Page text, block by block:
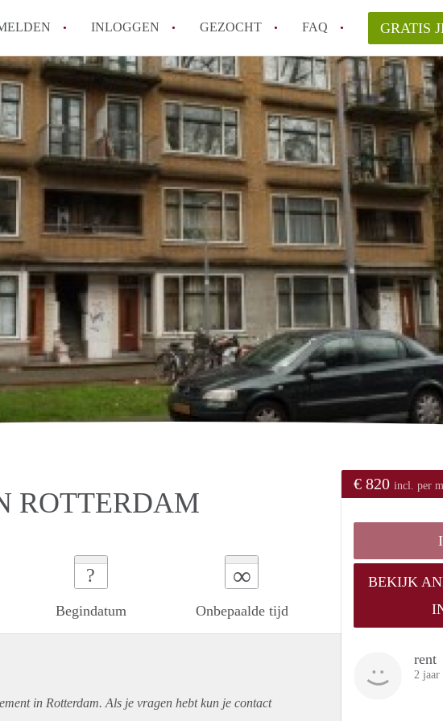
INLOGGEN GEZOCHT FAQ
How to translate AppartementRotterdam!
Wat is AppartementenRotterdam?
Hoeveel kost het om te reageren op een Appartement in
Wat is de privacyverklaring van AppartementenRotterdam?
Berekent AppartementenRotterdam
makelaarsvergoeding/bemiddelingsvergoeding?
Alle veelgestelde vragen
GRATIS
ROTTERDAM
?
Begindatum
∞
Onbepaalde tijd
€ 820 incl. per
BEKIJK
rent
2 jaar
in Rotterdam. Als je vragen hebt kun je contact